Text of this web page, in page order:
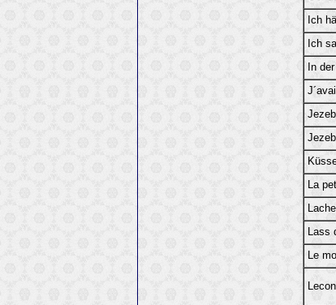
Ich
Ich
In
La
Lass
Le